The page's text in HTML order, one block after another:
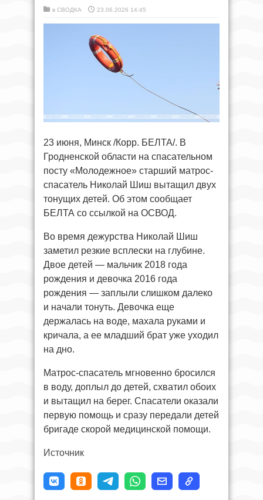
в СВОДКА 23.06.2026 14:45
23 июня, Минск /Корр. БЕЛТА/. В
Гродненской области на спасательном
посту «Молодежное» старший матрос-
спасатель Николай Шиш вытащил двух
тонущих детей. Об этом сообщает
БЕЛТА со ссылкой на ОСВОД.
Во время дежурства Николай Шиш
заметил резкие всплески на глубине.
Двое детей — мальчик 2018 года
рождения и девочка 2016 года
рождения — заплыли слишком далеко
и начали тонуть. Девочка еще
держалась на воде, махала руками и
кричала, а ее младший брат уже уходил
на дно.
Матрос-спасатель мгновенно бросился
в воду, доплыл до детей, схватил обоих
и вытащил на берег. Спасатели оказали
первую помощь и сразу передали детей
бригаде скорой медицинской помощи.
Источник